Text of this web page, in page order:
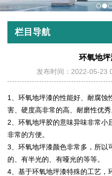
栏目导航
环氧地
发布时间：2022-05-23
1、环氧地坪漆的性能好、耐腐蚀
害、硬度高非常的高、耐磨性优秀
2、环氧地坪胶的意味异味非常小
非常的方便。
3、环氧地坪漆颜色非常多，所以
的、有半光的、有哑光的等等。
4、基于环氧地坪漆特殊的工艺，